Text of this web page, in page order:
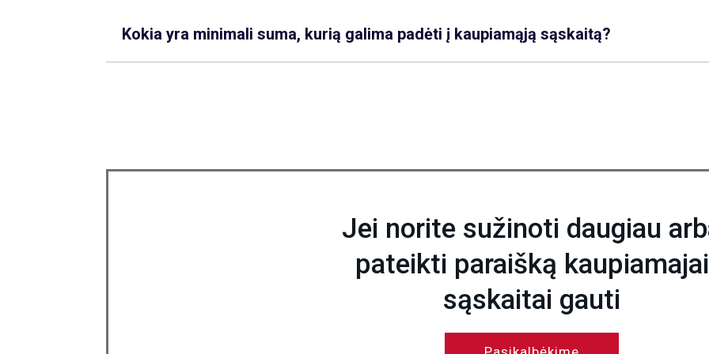
Kokia yra minimali suma, kurią galima padėti į kaupiamąją sąskaitą?
Jei norite sužinoti daugiau
pateikti paraišką kaupiamajai
sąskaitai gauti